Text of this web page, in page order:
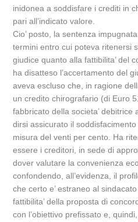
inidonea a soddisfare i crediti in
pari all’indicato valore.
Cio’ posto, la sentenza
termini entro cui poteva ritenersi
giudice quanto alla fattibilita’ del
ha disatteso l’accertamento del
aveva escluso che, in ragione
un credito chirografario (di Euro
fabbricato della societa’
dirsi assicurato il
misura del venti per cento. Ha
essere i creditori, in sede di
dover valutare la convenienza
confondendo, all’evidenza, il
che certo e’ estraneo al
fattibilita’ della proposta di
con l’obiettivo prefissato e,